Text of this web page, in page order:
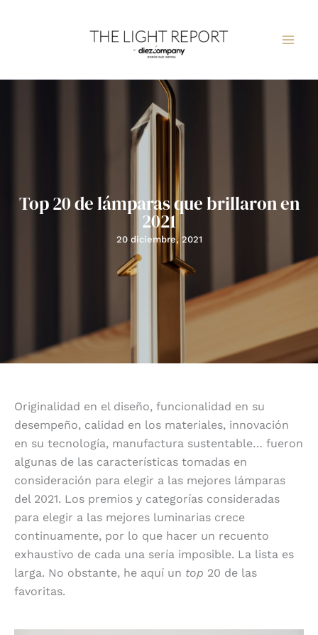
Top 20 de lámparas que brillaron en
2021
20 diciembre, 2021
Originalidad en el diseño, funcionalidad en su
desempeño, calidad en los materiales, innovación
en su tecnología, manufactura sustentable… fueron
algunas de las características tomadas en
consideración para elegir a las mejores lámparas
del 2021. Los premios y categorías consideradas
para elegir a las mejores luminarias crece
continuamente, por lo que hacer un recuento
exhaustivo de cada una sería imposible. La lista es
larga. No obstante, he aquí un top 20 de las
favoritas.